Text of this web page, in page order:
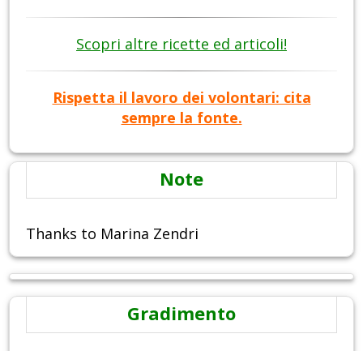
Scopri altre ricette ed articoli!
Rispetta il lavoro dei volontari: cita
sempre la fonte.
Note
Thanks to Marina Zendri
Gradimento